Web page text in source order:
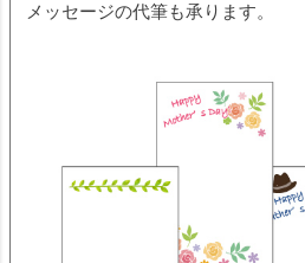
メッセージの代筆も承ります。